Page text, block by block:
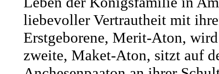
liebevoller Vertrautheit mit
Erstgeborene, Merit-Aton,
zweite, Maket-Aton, sitzt auf